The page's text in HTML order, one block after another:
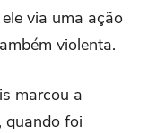
via uma ação
violenta.
marcou a
quando foi